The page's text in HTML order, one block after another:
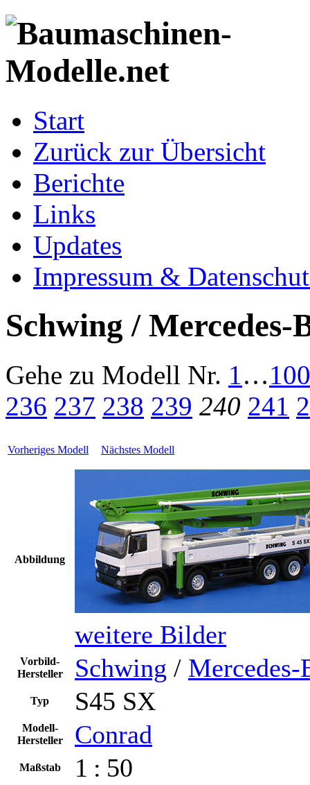
Start
Zurück zur Übersicht
Berichte
Links
Updates
Impressum &
Schwing / Mercedes-
Gehe zu Modell Nr. 1…100
236 237 238 239 240 241
Vorheriges Modell Nächstes Modell
Abbildung
weitere Bilder
Vorbild-
Hersteller
Schwing / Mercedes-
Typ S45 SX
Modell-
Hersteller
Conrad
Maßstab 1 : 50